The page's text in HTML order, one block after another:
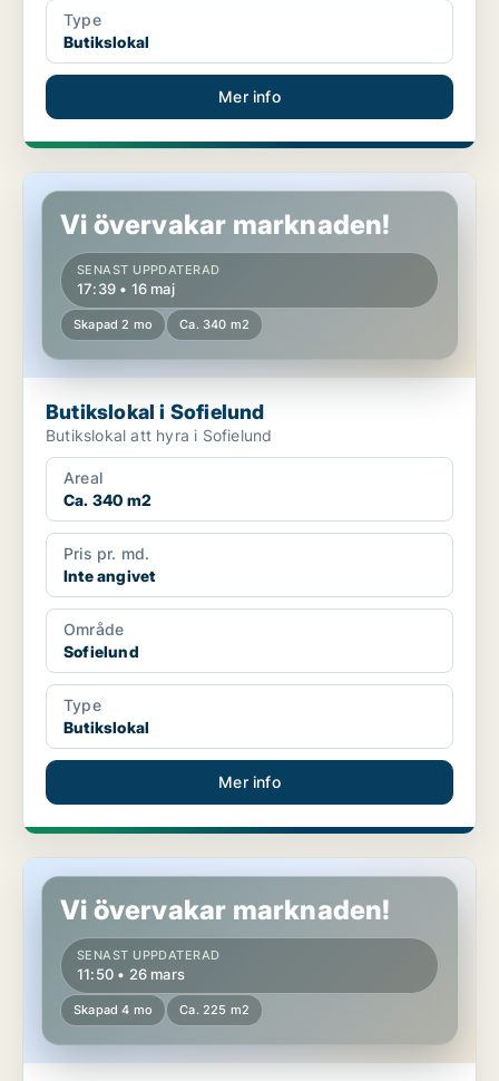
Type
Butikslokal
Mer info
Butikslokal i Sofielund
Vi övervakar marknaden!
SENAST UPPDATERAD
17:39 • 16 maj
Skapad 2 mo Ca. 340 m2
Butikslokal i Sofielund
Butikslokal att hyra i Sofielund
Areal
Ca. 340 m2
Pris pr. md.
Inte angivet
Område
Sofielund
Type
Butikslokal
Mer info
Butikslokal i Sofielund
Vi övervakar marknaden!
SENAST UPPDATERAD
11:50 • 26 mars
Skapad 4 mo Ca. 225 m2